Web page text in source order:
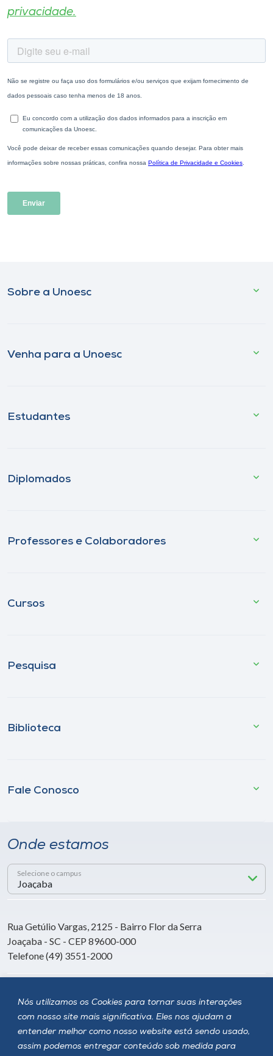
Nós utilizamos os Cookies para tornar suas interações
com nosso site mais significativa. Eles nos ajudam a
entender melhor como nosso website está sendo usado,
assim podemos entregar conteúdo sob medida para
privacidade.
Sobre a Unoesc
Venha para a Unoesc
Estudantes
Diplomados
Professores e Colaboradores
Cursos
Pesquisa
Biblioteca
Fale Conosco
Onde estamos
Selecione o campus
Rua Getúlio Vargas, 2125 - Bairro Flor da Serra
Joaçaba - SC - CEP 89600-000
Telefone (49) 3551-2000
Siga a Unoesc